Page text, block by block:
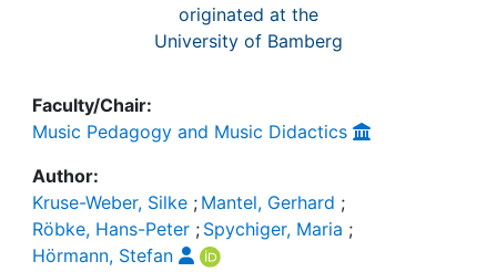
originated at the
University of Bamberg
Faculty/Chair:
Music Pedagogy and Music Didactics
Author:
Kruse-Weber, Silke ; Mantel, Gerhard ;
Röbke, Hans-Peter ; Spychiger, Maria ;
Hörmann, Stefan